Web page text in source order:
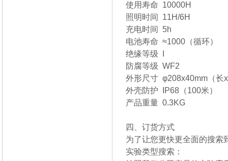
使用寿命 10000H
照明时间 11H/6H
充电时间 5h
电池寿命 ≈1000（循环）
绝缘等级 I
防腐等级 WF2
外形尺寸 φ208x40mm（长
外壳防护 IP68（100米）
产品重量 0.3KG
四、订货方式
为了让您更快更全面的搜索
实验类型搜索：